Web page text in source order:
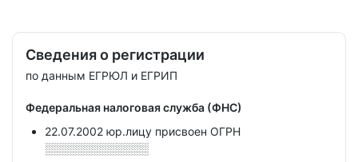
Сведения о регистрации
по данным ЕГРЮЛ и ЕГРИП
Федеральная налоговая служба (ФНС)
22.07.2002 юр.лицу присвоен ОГРН
░░░░░░░░░░░░░